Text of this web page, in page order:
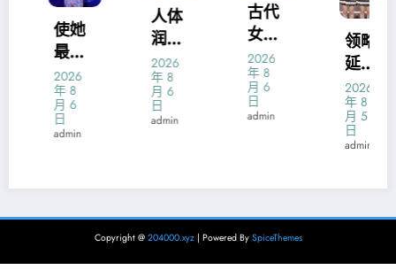
使她
最易
达到
性高
潮体
位的
2026
年 8
月 6
admin
人体
润滑
液什
么牌
子好
2026
年 8
月 6
admin
古代
女人
最残
忍的7
大避
孕法
2026
年 8
月 6
admin
领略
延续
高潮
颠峰
的技
2026
年 8
admin
Copyright @ 204000.xyz| Powered By SpiceThemes